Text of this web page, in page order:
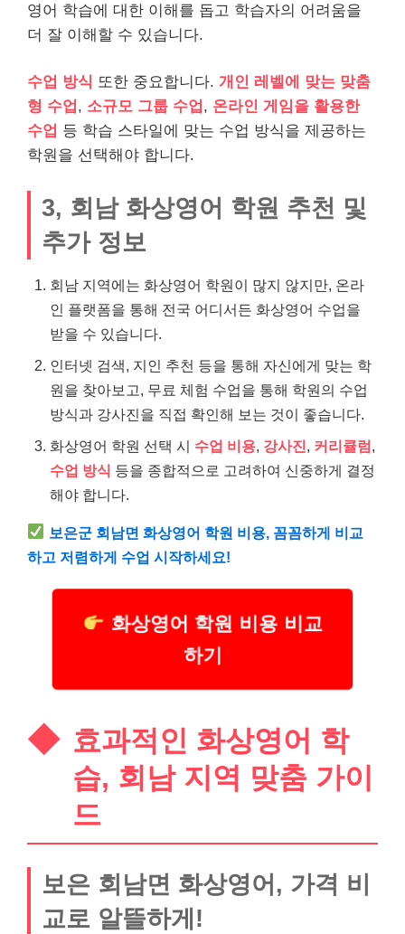
영어 학습에 대한 이해를 돕고 학습자의 어려움을
더 잘 이해할 수 있습니다.
수업 방식 또한 중요합니다. 개인 레벨에 맞는 맞춤
형 수업 , 소규모 그룹 수업 , 온라인 게임을 활용한
수업 등 학습 스타일에 맞는 수업 방식을 제공하는
학원을 선택해야 합니다.
3, 회남 화상영어 학원 추천 및
추가 정보
회남 지역에는 화상영어 학원이 많지 않지만, 온라
인 플랫폼을 통해 전국 어디서든 화상영어 수업을
받을 수 있습니다.
인터넷 검색, 지인 추천 등을 통해 자신에게 맞는 학
원을 찾아보고, 무료 체험 수업을 통해 학원의 수업
방식과 강사진을 직접 확인해 보는 것이 좋습니다.
화상영어 학원 선택 시 수업 비용 강사진 커리큘럼
수업 방식 등을 종합적으로 고려하여 신중하게 결정
해야 합니다.
보은군 회남면 화상영어 학원 비용, 꼼꼼하게 비교
하고 저렴하게 수업 시작하세요!
화상영어 학원 비용 비교
하기
효과적인 화상영어 학
습, 회남 지역 맞춤 가이
드
보은 회남면 화상영어, 가격 비
교로 알뜰하게!